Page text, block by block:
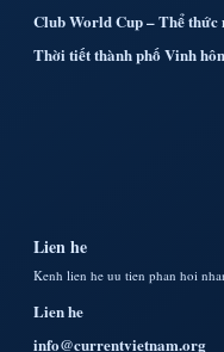
Club World Cup – Thể
Thời tiết thành phố Vinh
Lien he
Kenh lien he uu tien phan hoi
Lien he
info@currentvietnam.org